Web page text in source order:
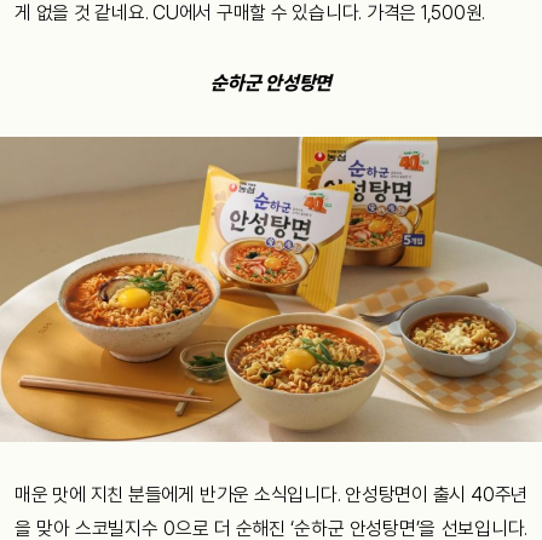
게 없을 것 같네요. CU에서 구매할 수 있습니다. 가격은 1,500원.
순하군 안성탕면
매운 맛에 지친 분들에게 반가운 소식입니다. 안성탕면이 출시 40주년
을 맞아 스코빌지수 0으로 더 순해진 ‘순하군 안성탕면’을 선보입니다.